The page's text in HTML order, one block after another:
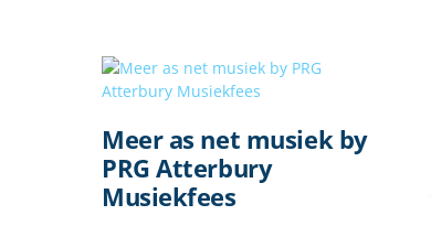
Meer as net musiek by
PRG Atterbury
Musiekfees